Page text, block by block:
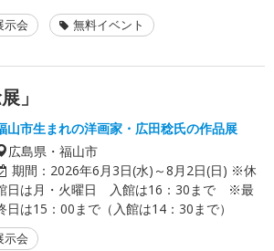
示会 無料イベント
」
山市生まれの洋画家・広田稔氏の作品展
広島県・福山市
期間： 2026年6月3日(水)～8月2日(日) ※休
日は月・火曜日 入館は16：30まで ※最
日は15：00まで（入館は14：30まで）
示会